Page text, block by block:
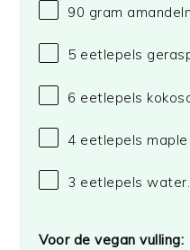
90 gram
5 eetlepels
6 eetlepels
4 eetlepels maple
3 eetlepels water.
Voor de vegan vulling: